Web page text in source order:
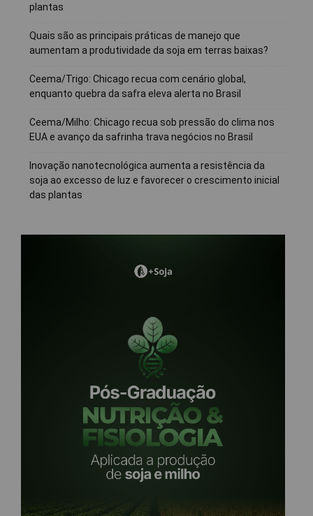
plantas
Quais são as principais práticas de manejo que
aumentam a produtividade da soja em terras baixas?
Ceema/Trigo: Chicago recua com cenário global,
enquanto quebra da safra eleva alerta no Brasil
Ceema/Milho: Chicago recua sob pressão do clima nos
EUA e avanço da safrinha trava negócios no Brasil
Inovação nanotecnológica aumenta a resistência da
soja ao excesso de luz e favorecer o crescimento inicial
das plantas